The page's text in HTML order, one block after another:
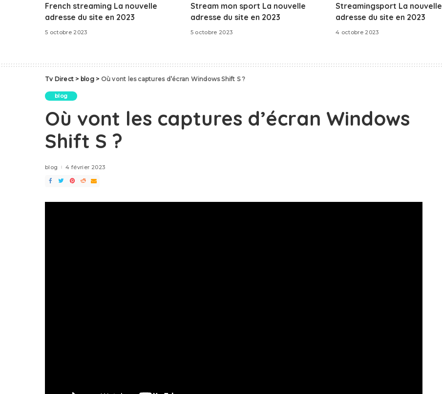
French streaming La nouvelle
adresse du site en 2023
5 octobre 2023
Stream mon sport La nouvelle
adresse du site en 2023
5 octobre 2023
Streamingsport La nouvelle
adresse du site en 2023
4 octobre 2023
Tv Direct > blog> Où vont les captures d’écran Windows Shift S ?
blog
Où vont les captures d’écran Windows
Shift S ?
blog 4 février 2023